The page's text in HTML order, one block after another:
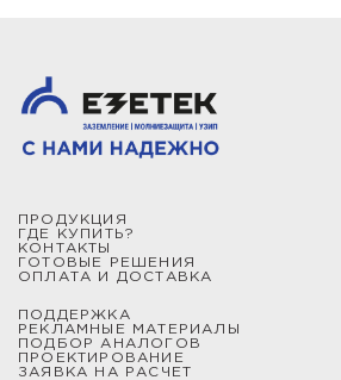
ПРОДУКЦИЯ
ГДЕ КУПИТЬ?
КОНТАКТЫ
ГОТОВЫЕ РЕШЕНИЯ
ОПЛАТА И ДОСТАВКА
ПОДДЕРЖКА
РЕКЛАМНЫЕ МАТЕРИАЛЫ
ПОДБОР АНАЛОГОВ
ПРОЕКТИРОВАНИЕ
ЗАЯВКА НА РАСЧЕТ